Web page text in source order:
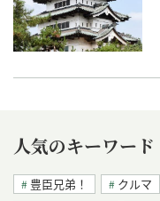
人気のキーワード
豊臣兄弟！ クルマ